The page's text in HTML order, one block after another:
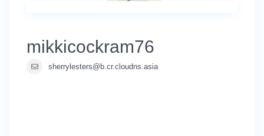
mikkicockram76
sherrylesters@b.cr.cloudns.asia